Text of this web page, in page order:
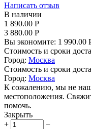
Написать отзыв
В наличии
1 890.00 Р
3 880.00 Р
Вы экономите: 1 990.00
Стоимость и сроки
Город: Москва
Стоимость и сроки
Город: Москва
К сожалению, мы не
местоположения.
помочь.
Закрыть
+
−